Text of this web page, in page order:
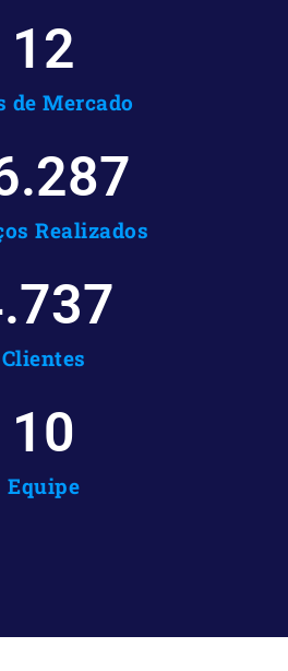
de Mercado
12
Realizados
Clientes
Equipe
10